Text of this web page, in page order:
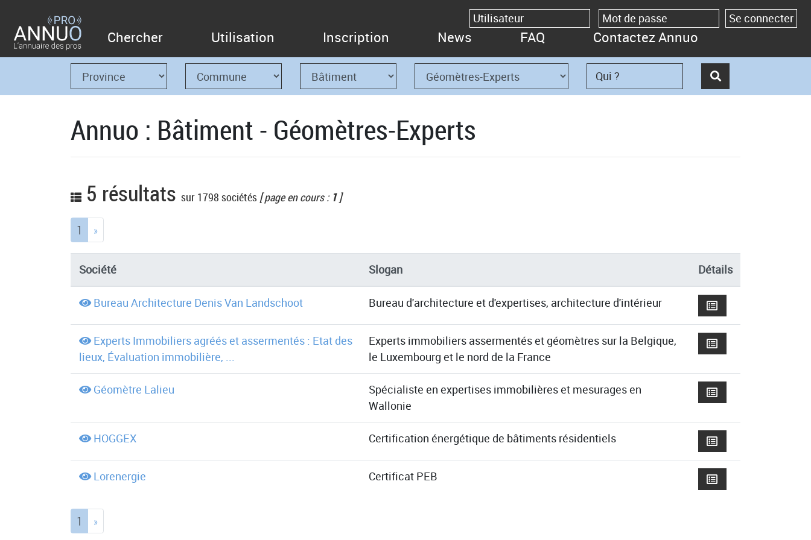
Chercher Utilisation Inscription News FAQ Contactez Annuo
Annuo : Bâtiment - Géomètres-Experts
5 résultats sur 1798 sociétés [ page en cours : 1]
1 (current)
»
Société Slogan Détails
Bureau Architecture Denis Van Landschoot Bureau d'architecture et d'expertises, architecture d'intérieur
Experts Immobiliers agréés et assermentés : Etat des
lieux, Évaluation immobilière, ...
Experts immobiliers assermentés et géomètres sur la Belgique,
le Luxembourg et le nord de la France
Géomètre Lalieu
Spécialiste en expertises immobilières et mesurages en
Wallonie
HOGGEX Certification énergétique de bâtiments résidentiels
Lorenergie Certificat PEB
1 (current)
»